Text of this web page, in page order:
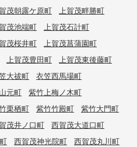
茂朝露ケ原町
上賀茂畔勝町
茂池端町
上賀茂石計町
茂桜井町
上賀茂菖蒲園町
上賀茂豊田町
上賀茂東後藤町
大祓町
衣笠西馬場町
元町
紫竹上梅ノ木町
栗栖町 紫竹竹殿町
紫竹大門町
茂井ノ口町
西賀茂大道口町
西賀茂神光院町
西賀茂丸川町